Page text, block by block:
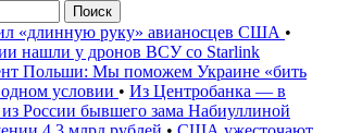
Поиск
«длинную руку» авианосцев США •
нашли у дронов ВСУ со Starlink
Польши: Мы поможем Украине «бить
условии • Из Центробанка — в
России бывшего зама Набиуллиной